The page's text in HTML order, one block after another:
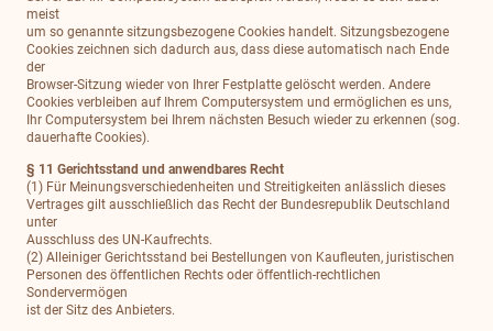
meist
um so genannte sitzungsbezogene Cookies handelt. Sitzungsbezogene
Cookies zeichnen sich dadurch aus, dass diese automatisch nach Ende
der
Browser-Sitzung wieder von Ihrer Festplatte gelöscht werden. Andere
Cookies verbleiben auf Ihrem Computersystem und ermöglichen es uns,
Ihr Computersystem bei Ihrem nächsten Besuch wieder zu erkennen (sog.
dauerhafte Cookies).
§ 11 Gerichtsstand und anwendbares Recht
(1) Für Meinungsverschiedenheiten und Streitigkeiten anlässlich dieses
Vertrages gilt ausschließlich das Recht der Bundesrepublik Deutschland
unter
Ausschluss des UN-Kaufrechts.
(2) Alleiniger Gerichtsstand bei Bestellungen von Kaufleuten, juristischen
Personen des öffentlichen Rechts oder öffentlich-rechtlichen
Sondervermögen
ist der Sitz des Anbieters.